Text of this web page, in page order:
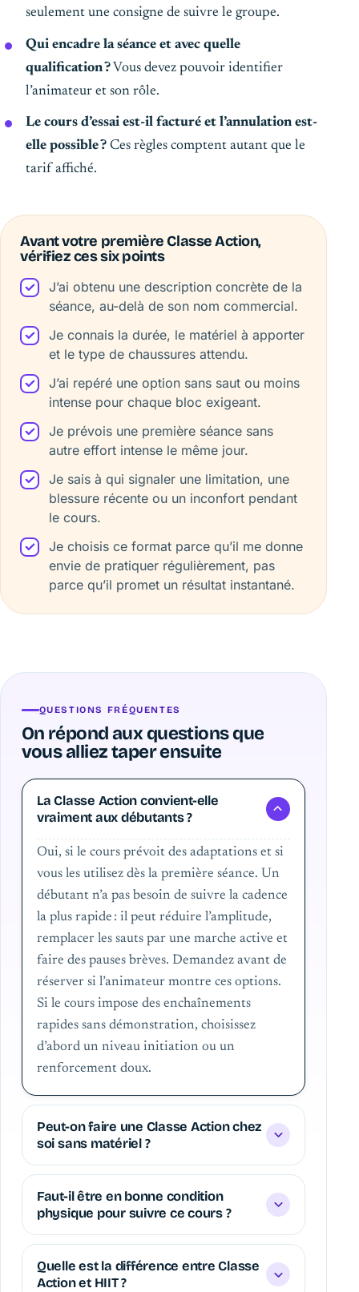
seulement une consigne de suivre le groupe.
Qui encadre la séance et avec quelle
qualification ? Vous devez pouvoir identifier
l’animateur et son rôle.
Le cours d’essai est-il facturé et l’annulation est-
elle possible ? Ces règles comptent autant que le
tarif affiché.
Avant votre première Classe Action,
vérifiez ces six points
J’ai obtenu une description concrète de la
séance, au-delà de son nom commercial.
Je connais la durée, le matériel à apporter
et le type de chaussures attendu.
J’ai repéré une option sans saut ou moins
intense pour chaque bloc exigeant.
Je prévois une première séance sans
autre effort intense le même jour.
Je sais à qui signaler une limitation, une
blessure récente ou un inconfort pendant
le cours.
Je choisis ce format parce qu’il me donne
envie de pratiquer régulièrement, pas
parce qu’il promet un résultat instantané.
QUESTIONS FRÉQUENTES
On répond aux questions que
vous alliez taper ensuite
La Classe Action convient-elle
vraiment aux débutants ?
Oui, si le cours prévoit des adaptations et si
vous les utilisez dès la première séance. Un
débutant n’a pas besoin de suivre la cadence
la plus rapide : il peut réduire l’amplitude,
remplacer les sauts par une marche active et
faire des pauses brèves. Demandez avant de
réserver si l’animateur montre ces options.
Si le cours impose des enchaînements
rapides sans démonstration, choisissez
d’abord un niveau initiation ou un
renforcement doux.
Peut-on faire une Classe Action chez
soi sans matériel ?
Faut-il être en bonne condition
physique pour suivre ce cours ?
Quelle est la différence entre Classe
Action et HIIT ?